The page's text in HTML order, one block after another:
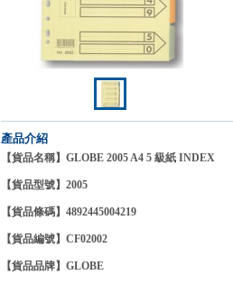
產品介紹
【貨品名稱】GLOBE 2005 A4 5 級紙 INDEX
【貨品型號】2005
【貨品條碼】4892445004219
【貨品編號】CF02002
【貨品品牌】GLOBE